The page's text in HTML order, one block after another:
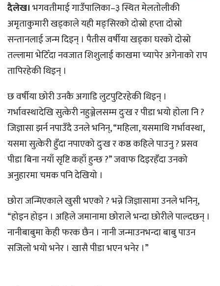
दैलेख।भगवतीमाई गाउँपालिका–३ स्थित मेलतोलीकी
अमृताकुमारी खड्काले यही मङ्सिरको दोस्रो हप्ता दोस्रो
सन्तानलाई जन्म दिइन् । पैतीस वर्षीया खड्का घरको दोस्रो
तल्लामा भेटिँदा नवजात शिशुलाई काखमा च्यापेर अगेनाको राप
तापिरहेकी थिइन् ।
छ वर्षीया छोरी उनकै अगाडि लुटपुटिरहेकी थिइन् ।
गर्भावस्थादेखि सुत्केरी नहुञ्जेलसम्म दुःख र पीडा भयो होला नि ?
जिज्ञासा झर्न नपाउँदै उनले भनिन्, “महिला, यसमाथि गर्भावस्था,
यसमा सुत्केरी हुँदा नपाएको दुःख र कष्ठ कहिले पाउनु ? प्रसव
पीडा बिना नयाँ सृष्टि कहाँ हुन्छ ?” जवाफ दिइरहँदा उनको
अनुहारमा चमक पनि देखियो ।
छोरा जन्मिएकाले खुसी भएको ? भन्ने जिज्ञासामा उनले भनिन्,
“होइन होइन । अहिले जमानामा छोराले भन्दा छोरीले पाल्दछन् ।
नानीबाबुमा केही फरक छैन । नानी जन्माउनभन्दा बाबु पाउन
सजिलो भयो भनेर । खासै पीडा भएन भनेर ।”